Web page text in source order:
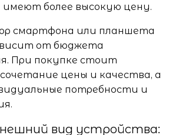
более высокую цену.
смартфона или планшета
от бюджета
При покупке стоит
цены и качества, а
потребности и
вид устройства: